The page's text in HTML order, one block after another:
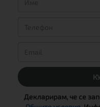
Декларирам, че се